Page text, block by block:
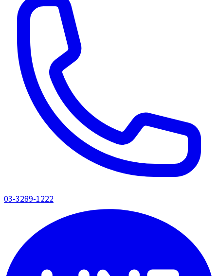
03-3289-1222